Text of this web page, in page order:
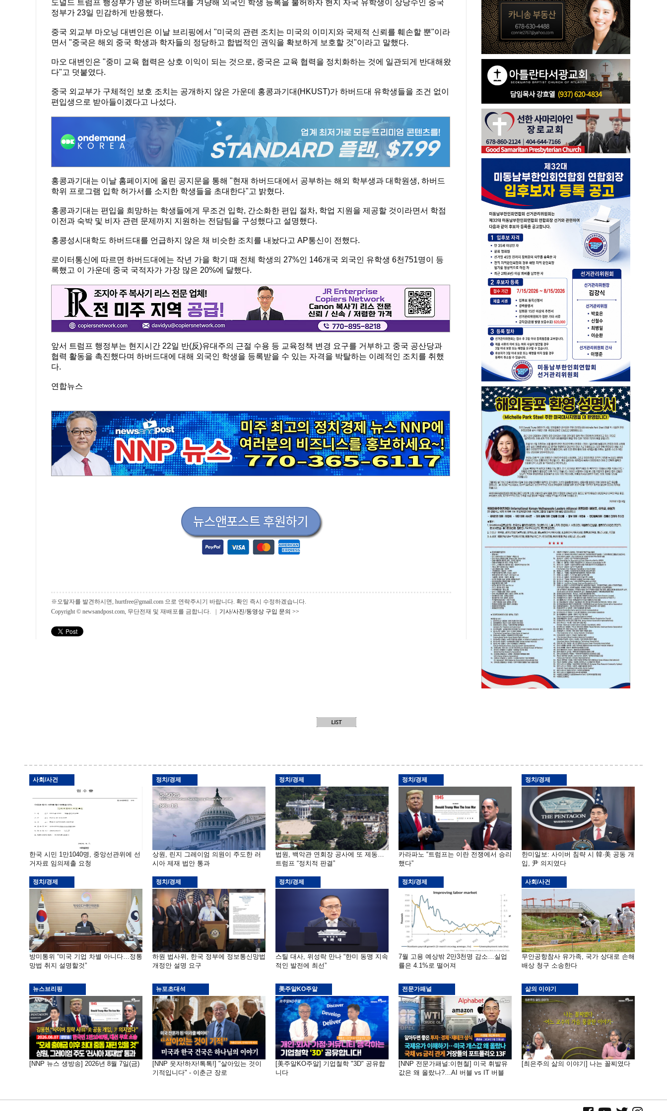
도널드 트럼프 행정부가 명문 하버드대를 겨냥해 외국인 학생 등록을 불허하자 현지 자국 유학생이 상당수인 중국
정부가 23일 민감하게 반응했다.
중국 외교부 마오닝 대변인은 이날 브리핑에서 "미국의 관련 조치는 미국의 이미지와 국제적 신뢰를 훼손할 뿐"이라
면서 "중국은 해외 중국 학생과 학자들의 정당하고 합법적인 권익을 확보하게 보호할 것"이라고 말했다.
마오 대변인은 "중미 교육 협력은 상호 이익이 되는 것으로, 중국은 교육 협력을 정치화하는 것에 일관되게 반대해왔
다"고 덧붙였다.
중국 외교부가 구체적인 보호 조치는 공개하지 않은 가운데 홍콩과기대(HKUST)가 하버드대 유학생들을 조건 없이
편입생으로 받아들이겠다고 나섰다.
홍콩과기대는 이날 홈페이지에 올린 공지문을 통해 "현재 하버드대에서 공부하는 해외 학부생과 대학원생, 하버드
학위 프로그램 입학 허가서를 소지한 학생들을 초대한다"고 밝혔다.
홍콩과기대는 편입을 희망하는 학생들에게 무조건 입학, 간소화한 편입 절차, 학업 지원을 제공할 것이라면서 학점
이전과 숙박 및 비자 관련 문제까지 지원하는 전담팀을 구성했다고 설명했다.
홍콩성시대학도 하버드대를 언급하지 않은 채 비슷한 조치를 내놨다고 AP통신이 전했다.
로이터통신에 따르면 하버드대에는 작년 가을 학기 때 전체 학생의 27%인 146개국 외국인 유학생 6천751명이 등
록했고 이 가운데 중국 국적자가 가장 많은 20%에 달했다.
앞서 트럼프 행정부는 현지시간 22일 반(反)유대주의 근절 수용 등 교육정책 변경 요구를 거부하고 중국 공산당과
협력 활동을 촉진했다며 하버드대에 대해 외국인 학생을 등록받을 수 있는 자격을 박탈하는 이례적인 조치를 취했
다.
연합뉴스
※오탈자를 발견하시면, hurtfree@gmail.com 으로 연락주시기 바랍니다. 확인 즉시 수정하겠습니다.
Copyright © newsandpost.com, 무단전재 및 재배포를 금합니다. | 기사/사진/동영상 구입 문의 >>
사회/사건
한국 시민 1만1040명, 중앙선관위에 선
거자료 임의제출 요청
정치/경제
상원, 린지 그레이엄 의원이 주도한 러
시아 제재 법안 통과
정치/경제
법원, 백악관 연회장 공사에 또 제동…
트럼프 “정치적 판결”
정치/경제
카라파노 “트럼프는 이란 전쟁에서 승리
했다”
정치/경제
한미일보: 사이버 침략 시 韓·美 공동 개
입, 尹 의지였다
정치/경제
방미통위 “미국 기업 차별 아니다…정통
망법 취지 설명할것”
정치/경제
하원 법사위, 한국 정부에 정보통신망법
개정안 설명 요구
정치/경제
스틸 대사, 위성락 만나 “한미 동맹 지속
적인 발전에 최선”
정치/경제
7월 고용 예상밖 2만3천명 감소…실업
률은 4.1%로 떨어져
사회/사건
무안공항참사 유가족, 국가 상대로 손해
배상 청구 소송한다
뉴스브리핑
[NNP 뉴스 생방송] 2026년 8월 7일(금)
뉴포초대석
[NNP 웃자!하자!톡톡!] "살아있는 것이
기적입니다" - 이춘근 장로
美주알KO주알
[美주알KO주알] 기업철학 "3D" 공유합
니다
전문가패널
[NNP 전문가패널:이현철] 미국 휘발유
값은 왜 올랐나?…AI 버블 vs IT 버블
삶의 이야기
[최은주의 삶의 이야기] 나는 꼴찌였다